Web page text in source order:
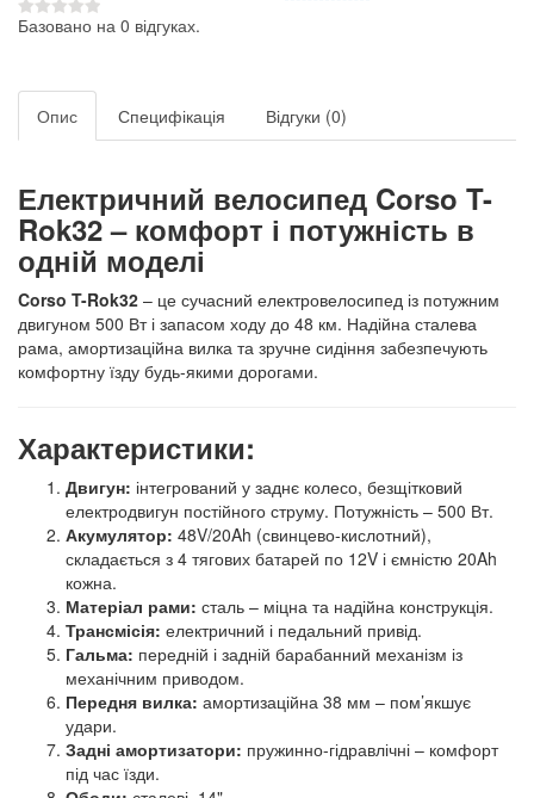
Базовано на 0 відгуках.
Опис Специфікація Відгуки (0)
Електричний велосипед Corso T-
Rok32 – комфорт і потужність в
одній моделі
Corso T-Rok32 – це сучасний електровелосипед із потужним
двигуном 500 Вт і запасом ходу до 48 км. Надійна сталева
рама, амортизаційна вилка та зручне сидіння забезпечують
комфортну їзду будь-якими дорогами.
Характеристики:
Двигун: інтегрований у заднє колесо, безщітковий
електродвигун постійного струму. Потужність – 500 Вт.
Акумулятор: 48V/20Ah (свинцево-кислотний),
складається з 4 тягових батарей по 12V і ємністю 20Ah
кожна.
Матеріал рами: сталь – міцна та надійна конструкція.
Трансмісія: електричний і педальний привід.
Гальма: передній і задній барабанний механізм із
механічним приводом.
Передня вилка: амортизаційна 38 мм – пом’якшує
удари.
Задні амортизатори: пружинно-гідравлічні – комфорт
під час їзди.